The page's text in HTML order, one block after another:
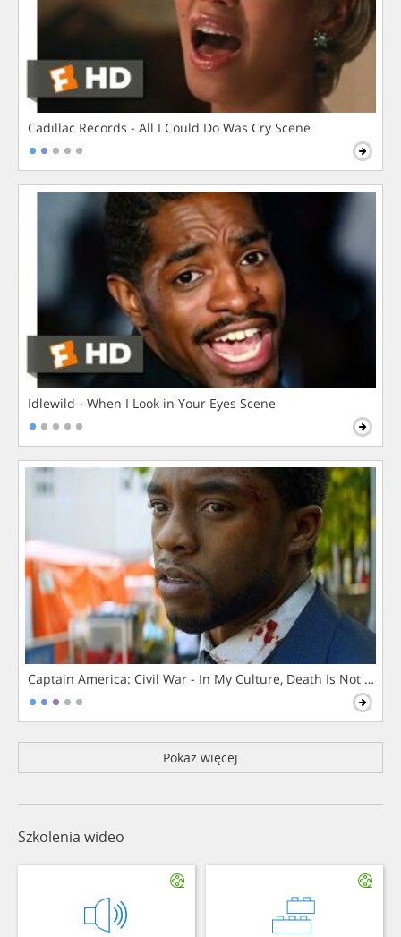
Cadillac Records - All I Could Do Was Cry Scene
Idlewild - When I Look in Your Eyes Scene
Captain America: Civil War - In My Culture, Death Is Not The
Pokaż więcej
Szkolenia wideo